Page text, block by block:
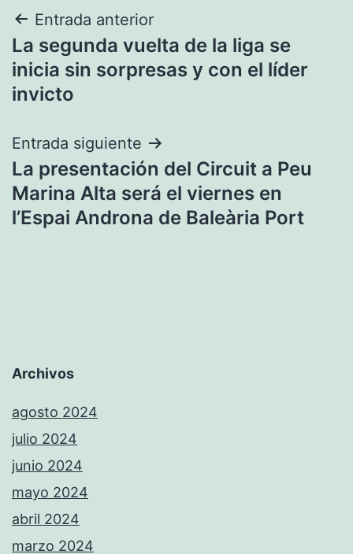
Navegación
de
entradas
Entrada anterior
La segunda vuelta de la liga se
inicia sin sorpresas y con el líder
invicto
Entrada siguiente
La presentación del Circuit a Peu
Marina Alta será el viernes en
l’Espai Androna de Baleària Port
Archivos
agosto 2024
julio 2024
junio 2024
mayo 2024
abril 2024
marzo 2024